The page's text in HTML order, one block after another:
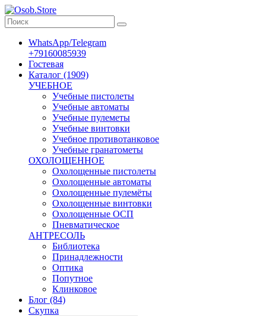
WhatsApp/Telegram
+79160085939
Гостевая
Каталог (1909)
УЧЕБНОЕ
Учебные пистолеты
Учебные автоматы
Учебные пулеметы
Учебные винтовки
Учебное противотанковое
Учебные гранатометы
ОХОЛОЩЕННОЕ
Охолощенные пистолеты
Охолощенные автоматы
Охолощенные пулемёты
Охолощенные винтовки
Охолощенные ОСП
Пневматическое
АНТРЕСОЛЬ
Библиотека
Принадлежности
Оптика
Попутное
Клинковое
Блог (84)
Скупка